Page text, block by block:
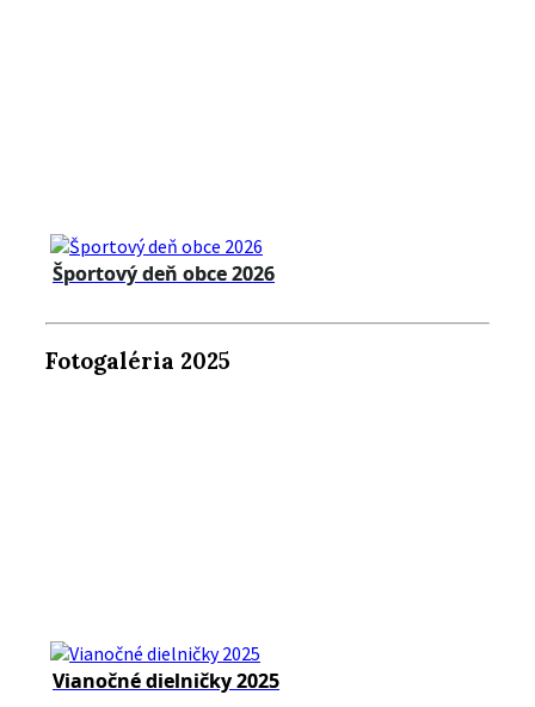
Športový deň obce 2026
Fotogaléria 2025
Vianočné dielničky 2025